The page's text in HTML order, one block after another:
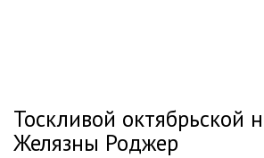
Тоскливой октябрьской
Желязны Роджер